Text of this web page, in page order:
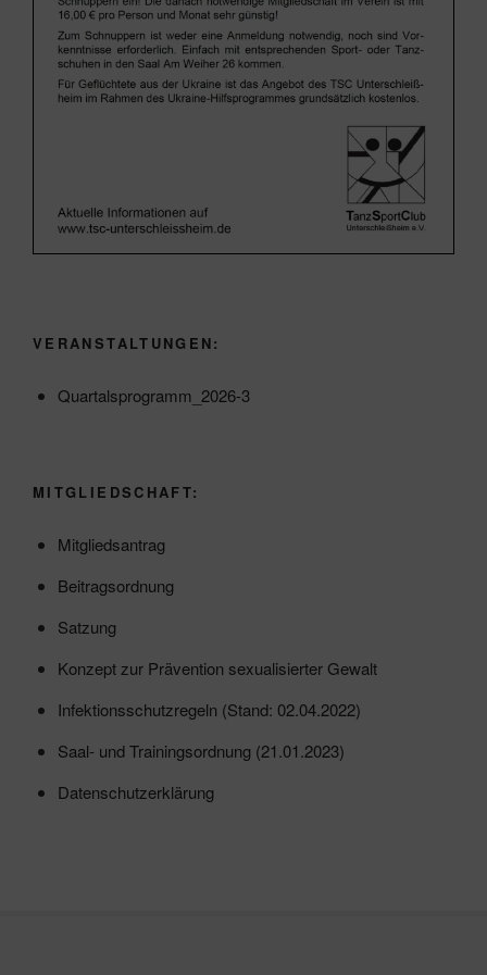
VERANSTALTUNGEN:
Quartalsprogramm_2026-3
MITGLIEDSCHAFT:
Mitgliedsantrag
Beitragsordnung
Satzung
Konzept zur Prävention sexualisierter Gewalt
Infektionsschutzregeln (Stand: 02.04.2022)
Saal- und Trainingsordnung (21.01.2023)
Datenschutzerklärung